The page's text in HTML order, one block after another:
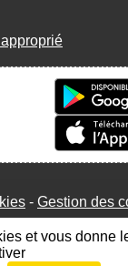
Gestion des
et vous donne